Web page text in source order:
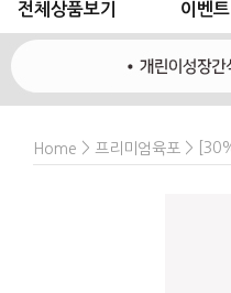
전체상품보기 이벤트
Home > 프리미엄육포 >